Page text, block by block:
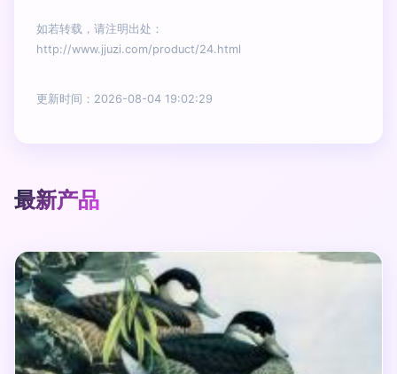
如若转载，请注明出处：
http://www.jjuzi.com/product/24.html
更新时间：2026-08-04 19:02:29
最新产品